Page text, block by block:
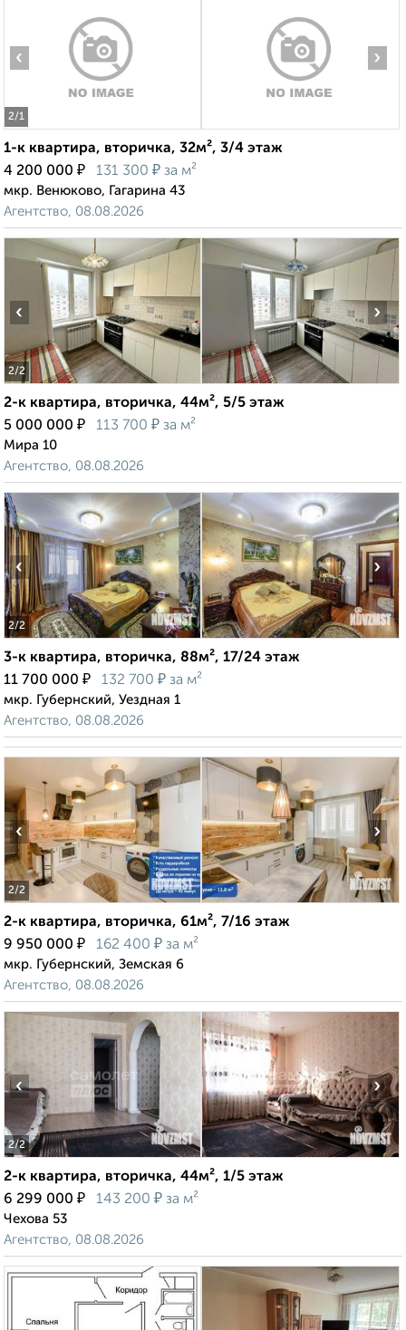
2/1
‹ ›
1-к квартира, вторичка, 32м², 3/4 этаж
4 200 000 ₽ 131 300 ₽ за м²
мкр. Венюково, Гагарина 43
Агентство, 08.08.2026
2/2
‹ ›
2-к квартира, вторичка, 44м², 5/5 этаж
5 000 000 ₽ 113 700 ₽ за м²
Мира 10
Агентство, 08.08.2026
2/2
‹ ›
3-к квартира, вторичка, 88м², 17/24 этаж
11 700 000 ₽ 132 700 ₽ за м²
мкр. Губернский, Уездная 1
Агентство, 08.08.2026
2/2
‹ ›
2-к квартира, вторичка, 61м², 7/16 этаж
9 950 000 ₽ 162 400 ₽ за м²
мкр. Губернский, Земская 6
Агентство, 08.08.2026
2/2
‹ ›
2-к квартира, вторичка, 44м², 1/5 этаж
6 299 000 ₽ 143 200 ₽ за м²
Чехова 53
Агентство, 08.08.2026